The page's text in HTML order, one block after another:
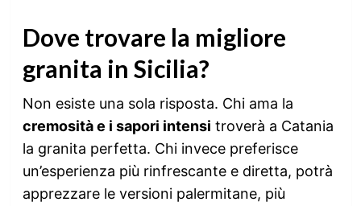
Dove trovare la migliore
granita in Sicilia?
Non esiste una sola risposta. Chi ama la
cremosità e i sapori intensi troverà a Catania
la granita perfetta. Chi invece preferisce
un’esperienza più rinfrescante e diretta, potrà
apprezzare le versioni palermitane, più